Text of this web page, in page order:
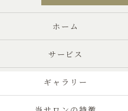
ホーム
サービス
ギャラリー